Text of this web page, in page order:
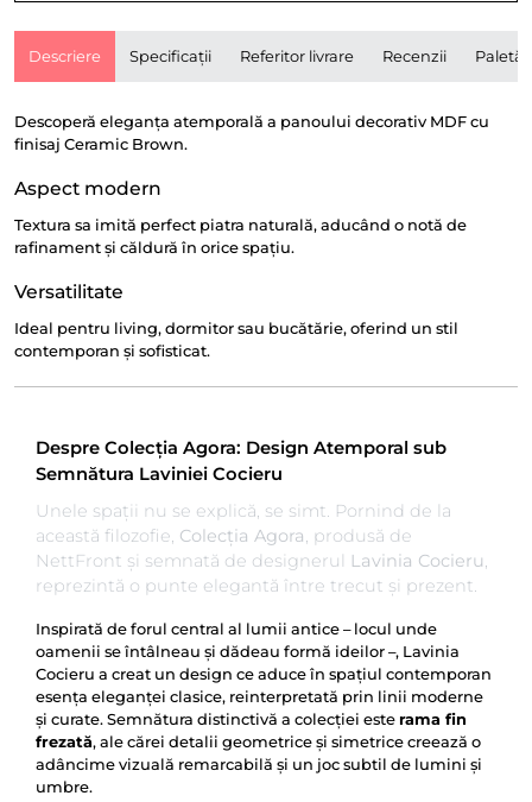
Descriere Specificații Referitor livrare Recenzii Paletă
Descoperă eleganța atemporală a panoului decorativ MDF cu
finisaj Ceramic Brown.
Aspect modern
Textura sa imită perfect piatra naturală, aducând o notă de
rafinament și căldură în orice spațiu.
Versatilitate
Ideal pentru living, dormitor sau bucătărie, oferind un stil
contemporan și sofisticat.
Despre Colecția Agora: Design Atemporal sub
Semnătura Laviniei Cocieru
Unele spații nu se explică, se simt. Pornind de la
această filozofie, Colecția Agora, produsă de
NettFront și semnată de designerul Lavinia Cocieru,
reprezintă o punte elegantă între trecut și prezent.
Inspirată de forul central al lumii antice – locul unde
oamenii se întâlneau și dădeau formă ideilor –, Lavinia
Cocieru a creat un design ce aduce în spațiul contemporan
esența eleganței clasice, reinterpretată prin linii moderne
și curate. Semnătura distinctivă a colecției este rama fin
frezată, ale cărei detalii geometrice și simetrice creează o
adâncime vizuală remarcabilă și un joc subtil de lumini și
umbre.